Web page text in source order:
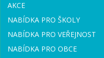
AKCE
NABÍDKA PRO ŠKOLY
NABÍDKA PRO VEŘEJNOST
NABÍDKA PRO OBCE